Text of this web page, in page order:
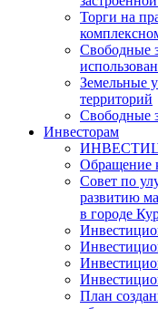
Торги на
Свободные
Земельные
территорий
Свободные
Инвесторам
Обращение
Совет по
развитию
в городе
План